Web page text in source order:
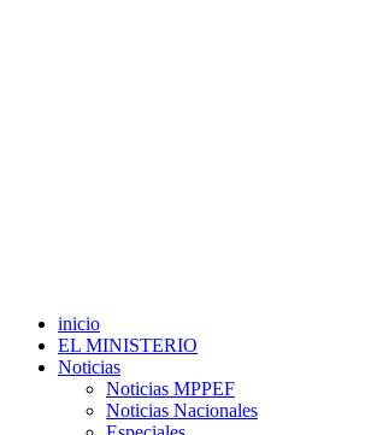
inicio
EL MINISTERIO
Noticias
Noticias MPPEF
Noticias Nacionales